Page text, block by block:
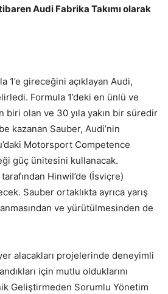
Audi Fabrika Takımı olarak
1’e gireceğini açıklayan Audi,
Formula 1’deki en ünlü ve
biri olan ve 30 yıla yakın bir süredir
kazanan Sauber, Audi’nin
Motorsport Competence
güç ünitesini kullanacak.
Hinwil’de (İsviçre)
Sauber ortaklıkta ayrıca yarış
ve yürütülmesinden de
alacakları projelerinde deneyimli
için mutlu olduklarını
Geliştirmeden Sorumlu Yönetim